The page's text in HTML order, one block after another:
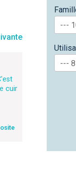
cuir
---
---